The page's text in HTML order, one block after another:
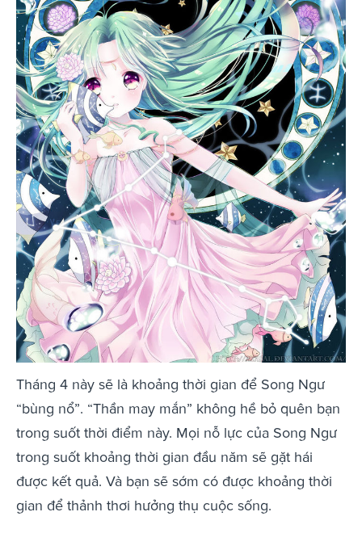
Tháng 4 này sẽ là khoảng thời gian để Song Ngư
“bùng nổ”. “Thần may mắn” không hề bỏ quên bạn
trong suốt thời điểm này. Mọi nỗ lực của Song Ngư
trong suốt khoảng thời gian đầu năm sẽ gặt hái
được kết quả. Và bạn sẽ sớm có được khoảng thời
gian để thảnh thơi hưởng thụ cuộc sống.